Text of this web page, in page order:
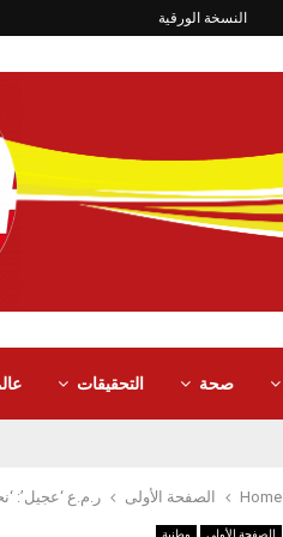
النسخة الورقية
صحة التحقيقات
Home الصفحة الأولى ر.م.ع ‘عجيل’: ‘نحو
الصفحة الأولى وطنية